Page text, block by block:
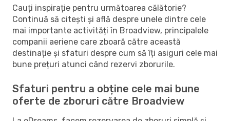
Cauți inspirație pentru următoarea călătorie?
Continuă să citești și află despre unele dintre cele
mai importante activități în Broadview, principalele
companii aeriene care zboară către această
destinație și sfaturi despre cum să îți asiguri cele mai
bune prețuri atunci când rezervi zborurile.
Sfaturi pentru a obține cele mai bune
oferte de zboruri către Broadview